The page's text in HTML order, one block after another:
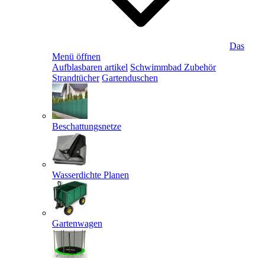
Das
Menü öffnen
Aufblasbaren artikel Schwimmbad Zubehör
Strandtücher Gartenduschen
Beschattungsnetze
Wasserdichte Planen
Gartenwagen